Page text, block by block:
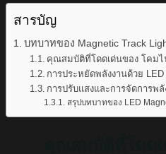
สารบัญ
บทบาทของ Magnetic Track
คุณสมบัติที่โดดเด่นของ โคมไ
การประหยัดพลังงานด้วย
การปรับแสงและการจัดการพ
สรุปบทบาทของ LED